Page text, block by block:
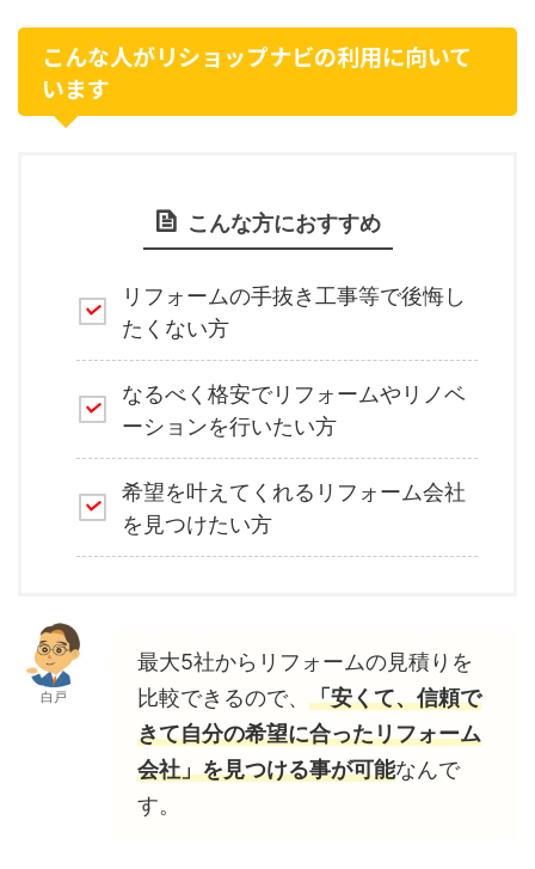
こんな人がリショップナビの利用に向いて
います
こんな方におすすめ
リフォームの手抜き工事等で後悔し
たくない方
なるべく格安でリフォームやリノベ
ーションを行いたい方
希望を叶えてくれるリフォーム会社
を見つけたい方
白戸
最大5社からリフォームの見積りを
比較できるので、 「安くて、信頼で
きて自分の希望に合ったリフォーム
会社」を見つける事が可能なんで
す。